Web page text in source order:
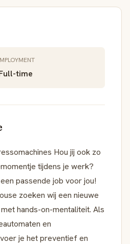
time
Hou jij ook zo
tijdens je werk?
passende job voor jou!
zoeken wij een nieuwe
hands-on-mentaliteit. Als
en
je het preventief en